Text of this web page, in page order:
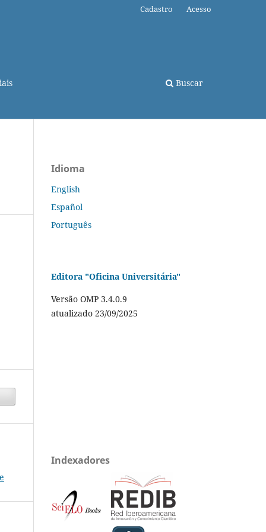
Buscar
Cadastro Acesso
Idioma
English
Español
Português
Editora "Oficina Universitária"
Versão OMP 3.4.0.9
atualizado 23/09/2025
Indexadores